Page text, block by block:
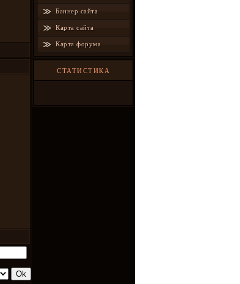
Баннер сайта
Карта сайта
Карта форума
СТАТИСТИКА